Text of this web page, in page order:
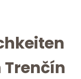
Trenčín